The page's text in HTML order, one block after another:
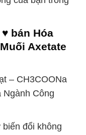
bán Hóa
Axetate
– CH3COONa
Công
đổi không